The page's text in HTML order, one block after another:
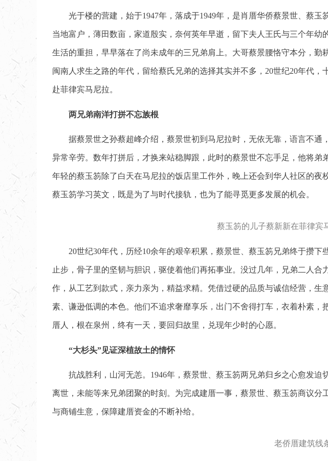
光于楼的营建，始于1947年，落成于1949年，是肖厝华侨蔡景世、蔡
当地富户，薄田数亩，家道殷实，奈何英年早逝，留下夫人王氏与三个年
生活的重担，早早落在了尚未成年的三兄弟肩上。大哥蔡景腰恪守本分，
闽南人求生之路的年代，留给蔡氏兄弟的选择其实并不多，20世纪20年代
赴菲律宾马尼拉。
两兄弟南洋打拼不忘族根
据蔡景世之孙蔡超峰介绍，蔡景世初到马尼拉时，无依无靠，语言不通
异常辛劳。数年打拼后，才换来站稳脚跟，此时的蔡景世不忘手足，他将
年轻的蔡玉笏除了白天在马尼拉的饭店里工作外，晚上还会到华人社区的
蔡玉笏学习英文，既是为了与时代接轨，也为了能寻觅更多发展的机会。
蔡玉笏的儿子蔡新新在菲律宾
20世纪30年代，历经10余年的艰辛积累，蔡景世、蔡玉笏兄弟终于攒
止步，骨子里的坚韧与胆识，驱使着他们再拓事业。没过几年，兄弟二人
作，从工艺到款式，亲力亲为，精益求精。凭借过硬的品质与诚信经营，
素、谦逊低调的本色。他们不追求奢靡享乐，出门不舍得打车，衣着朴素
厝人，根在泉州，终有一天，要回归故里，兑现年少时的心愿。
“大杉头”见证深植故土的情怀
抗战胜利，山河无恙。1946年，蔡景世、蔡玉笏两兄弟归乡之心愈发
离世，未能等来兄弟团聚的时刻。为完成建厝一事，蔡景世、蔡玉笏商议
与商铺生意，保障建厝资金的不断补给。
老侨厝建筑线